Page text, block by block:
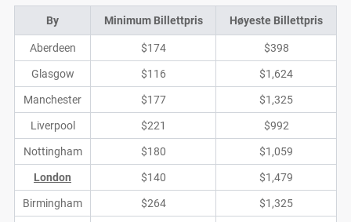
By Minimum Billettpris Høyeste Billettpris
Aberdeen $174 $398
Glasgow $116 $1,624
Manchester $177 $1,325
Liverpool $221 $992
Nottingham $180 $1,059
London $140 $1,479
Birmingham $264 $1,325